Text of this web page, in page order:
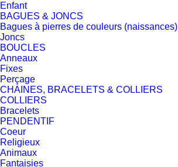
Enfant
BAGUES & JONCS
Bagues à pierres de couleurs (naissances)
Joncs
BOUCLES
Anneaux
Fixes
Perçage
CHAINES, BRACELETS & COLLIERS
COLLIERS
Bracelets
PENDENTIF
Coeur
Religieux
Animaux
Fantaisies